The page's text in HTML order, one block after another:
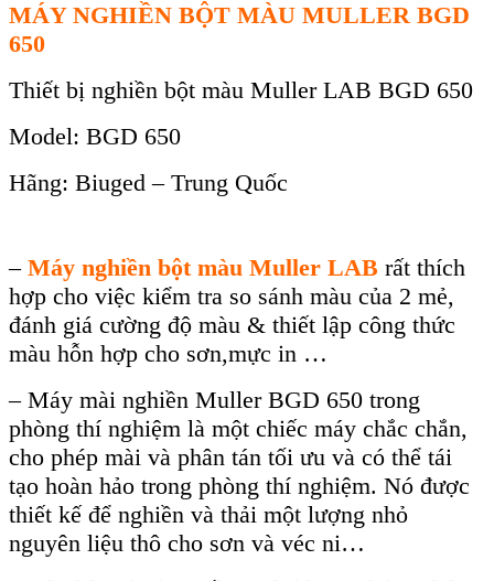
MÁY NGHIỀN BỘT MÀU MULLER BGD
650
Thiết bị nghiền bột màu Muller LAB BGD 650
Model: BGD 650
Hãng: Biuged – Trung Quốc
– Máy nghiền bột màu Muller LAB rất thích
hợp cho việc kiểm tra so sánh màu của 2 mẻ,
đánh giá cường độ màu & thiết lập công thức
màu hỗn hợp cho sơn,mực in …
– Máy mài nghiền Muller BGD 650 trong
phòng thí nghiệm là một chiếc máy chắc chắn,
cho phép mài và phân tán tối ưu và có thể tái
tạo hoàn hảo trong phòng thí nghiệm. Nó được
thiết kế để nghiền và thải một lượng nhỏ
nguyên liệu thô cho sơn và véc ni…